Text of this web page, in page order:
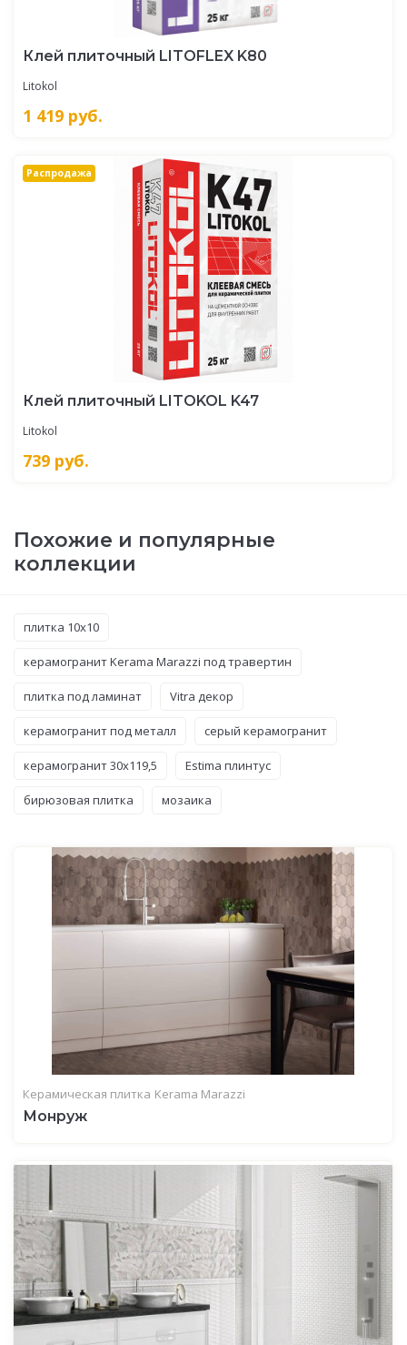
Клей плиточный LITOFLEX K80
Litokol
1 419 руб.
Распродажа
Клей плиточный LITOKOL K47
Litokol
739 руб.
Похожие и популярные
коллекции
плитка 10x10
керамогранит Kerama Marazzi под травертин
плитка под ламинат Vitra декор
керамогранит под металл серый керамогранит
керамогранит 30x119,5 Estima плинтус
бирюзовая плитка мозаика
Керамическая плитка Kerama Marazzi
Монруж